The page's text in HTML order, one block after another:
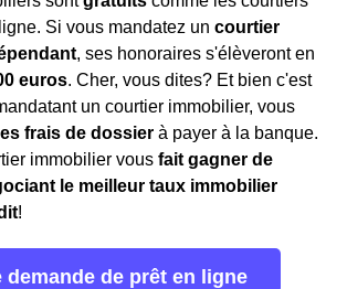
Si vous mandatez un courtier
, ses honoraires s'élèveront en
euros. Cher, vous dites? Et bien c'est
un courtier immobilier, vous
frais de dossier à payer à la banque.
immobilier vous fait gagner de
le meilleur taux immobilier
!
demande de prêt en ligne